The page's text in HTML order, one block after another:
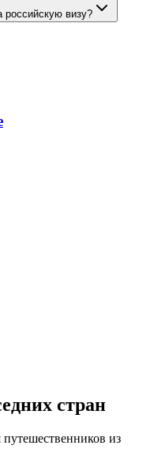
российскую визу?
стран
из